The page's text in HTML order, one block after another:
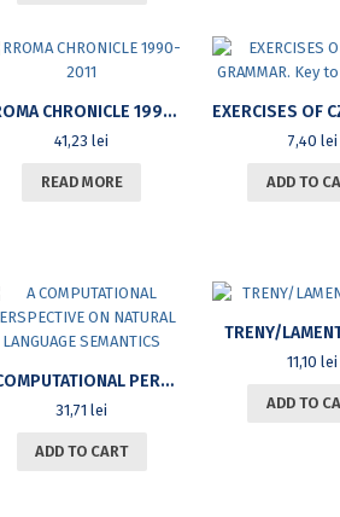
RROMA CHRONICLE 1990-2011
41,23lei
READ MORE
7,40 lei
ADD TO
A COMPUTATIONAL PERSPECTIVE ON NATURAL LANGUAGE SEMANTICS
31,71lei
ADD TO CART
TRENY/
11,10lei
ADD TO